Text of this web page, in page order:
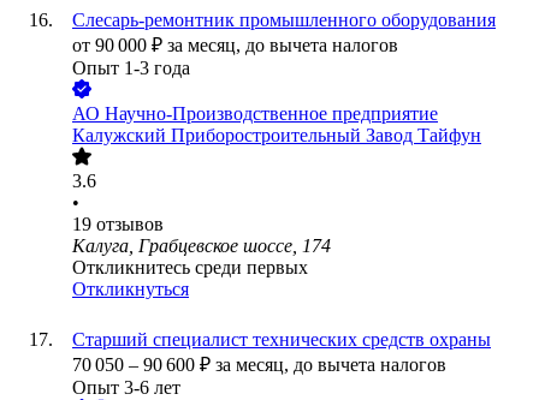
Слесарь-ремонтник промышленного оборудования
от 90 000 ₽ за месяц, до вычета налогов
Опыт 1-3 года
АО Научно-Производственное предприятие
Калужский Приборостроительный Завод Тайфун
3.6
•
19 отзывов
Калуга, Грабцевское шоссе, 174
Откликнитесь среди первых
Откликнуться
Старший специалист технических средств охраны
70 050 – 90 600 ₽ за месяц, до вычета налогов
Опыт 3-6 лет